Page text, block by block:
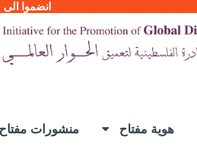
انضموا
هوية مفتاح منشورات